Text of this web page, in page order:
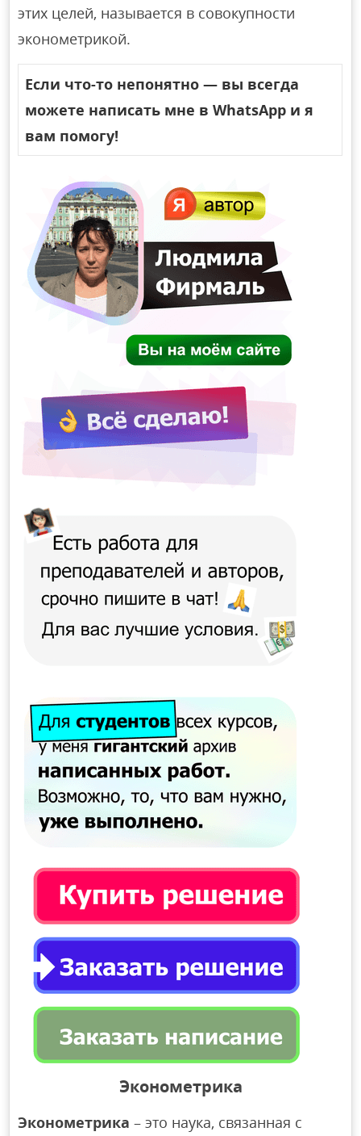
этих целей, называется в совокупности
эконометрикой.
Если что-то непонятно — вы всегда
можете написать мне в WhatsApp и я
вам помогу!
Эконометрика
Эконометрика – это наука, связанная с